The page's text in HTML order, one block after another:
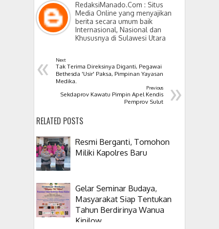
RedaksiManado.Com : Situs
Media Online yang menyajikan
berita secara umum baik
Internasional, Nasional dan
Khususnya di Sulawesi Utara
« Next
Tak Terima Direksinya Diganti, Pegawai
Bethesda 'Usir' Paksa, Pimpinan Yayasan
Medika.
»
Previous
Sekdaprov Kawatu Pimpin Apel Kendis
Pemprov Sulut
RELATED POSTS
Resmi Berganti, Tomohon
Miliki Kapolres Baru
Gelar Seminar Budaya,
Masyarakat Siap Tentukan
Tahun Berdirinya Wanua
Kinilow